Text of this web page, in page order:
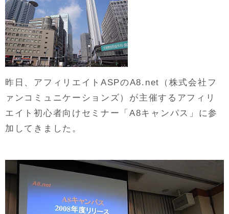
昨日、アフィリエイトASPのA8.net（株式会社フ
ァンコミュニケーションズ）が主催するアフィリ
エイト初心者向けセミナー「A8キャンパス」に参
加してきました。